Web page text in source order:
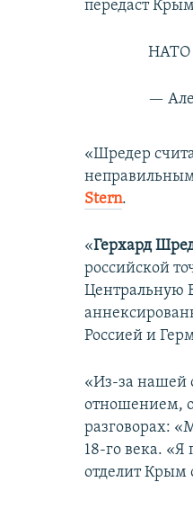
передаст
НАТО
—
«Шредер
Stern.
«Герхард
российской
Центральную
Россией и
«Из-за нашей
отношением,
разговорах:
18-го века. «Я
отделит Крым